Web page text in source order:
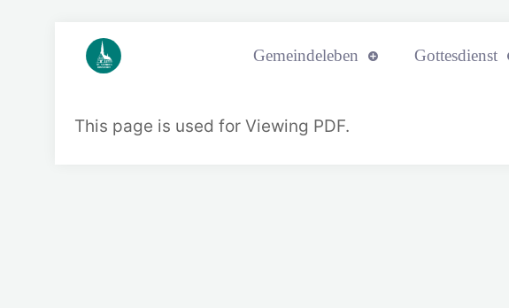
ST. SECU
NDUS
HENNSTEDT
Gemeindeleben Gottesdienst
This page is used for Viewing PDF.